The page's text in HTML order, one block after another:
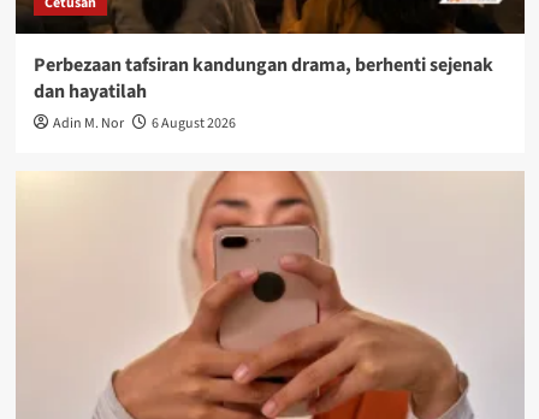
Perbezaan tafsiran kandungan drama, berhenti sejenak
dan hayatilah
Adin M. Nor 6 August 2026